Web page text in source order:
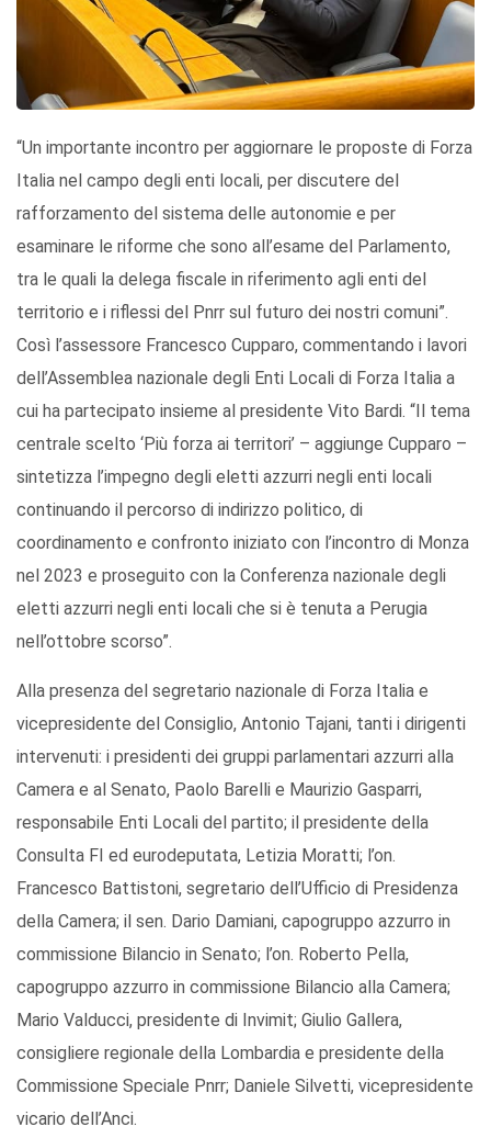
“Un importante incontro per aggiornare le proposte di Forza
Italia nel campo degli enti locali, per discutere del
rafforzamento del sistema delle autonomie e per
esaminare le riforme che sono all’esame del Parlamento,
tra le quali la delega fiscale in riferimento agli enti del
territorio e i riflessi del Pnrr sul futuro dei nostri comuni”.
Così l’assessore Francesco Cupparo, commentando i lavori
dell’Assemblea nazionale degli Enti Locali di Forza Italia a
cui ha partecipato insieme al presidente Vito Bardi. “Il tema
centrale scelto ‘Più forza ai territori’ – aggiunge Cupparo –
sintetizza l’impegno degli eletti azzurri negli enti locali
continuando il percorso di indirizzo politico, di
coordinamento e confronto iniziato con l’incontro di Monza
nel 2023 e proseguito con la Conferenza nazionale degli
eletti azzurri negli enti locali che si è tenuta a Perugia
nell’ottobre scorso”.
Alla presenza del segretario nazionale di Forza Italia e
vicepresidente del Consiglio, Antonio Tajani, tanti i dirigenti
intervenuti: i presidenti dei gruppi parlamentari azzurri alla
Camera e al Senato, Paolo Barelli e Maurizio Gasparri,
responsabile Enti Locali del partito; il presidente della
Consulta FI ed eurodeputata, Letizia Moratti; l’on.
Francesco Battistoni, segretario dell’Ufficio di Presidenza
della Camera; il sen. Dario Damiani, capogruppo azzurro in
commissione Bilancio in Senato; l’on. Roberto Pella,
capogruppo azzurro in commissione Bilancio alla Camera;
Mario Valducci, presidente di Invimit; Giulio Gallera,
consigliere regionale della Lombardia e presidente della
Commissione Speciale Pnrr; Daniele Silvetti, vicepresidente
vicario dell’Anci.